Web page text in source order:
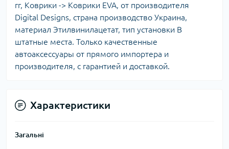
гг, Коврики -> Коврики EVA, от производителя
Digital Designs, страна производство Украина,
материал Этилвинилацетат, тип установки В
штатные места. Только качественные
автоаксессуары от прямого импортера и
производителя, с гарантией и доставкой.
Характеристики
Загальні